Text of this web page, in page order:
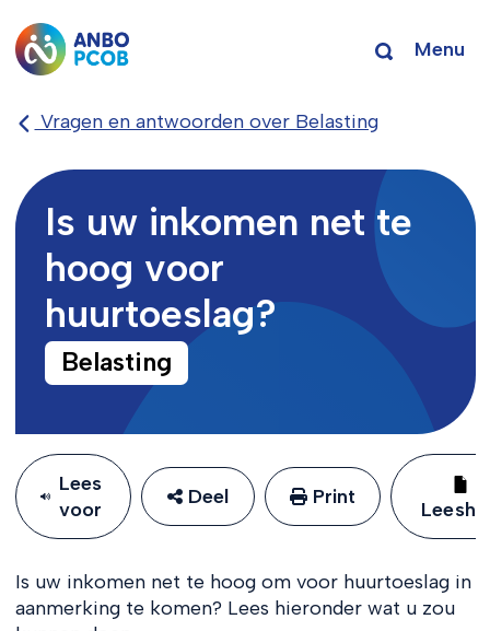
Menu
Vragen en antwoorden over Belasting
Is uw inkomen net te
hoog voor
huurtoeslag?
Belasting
Lees
voor
Deel Print
Is uw inkomen net te hoog om voor huurtoeslag in
aanmerking te komen? Lees hieronder wat u zou